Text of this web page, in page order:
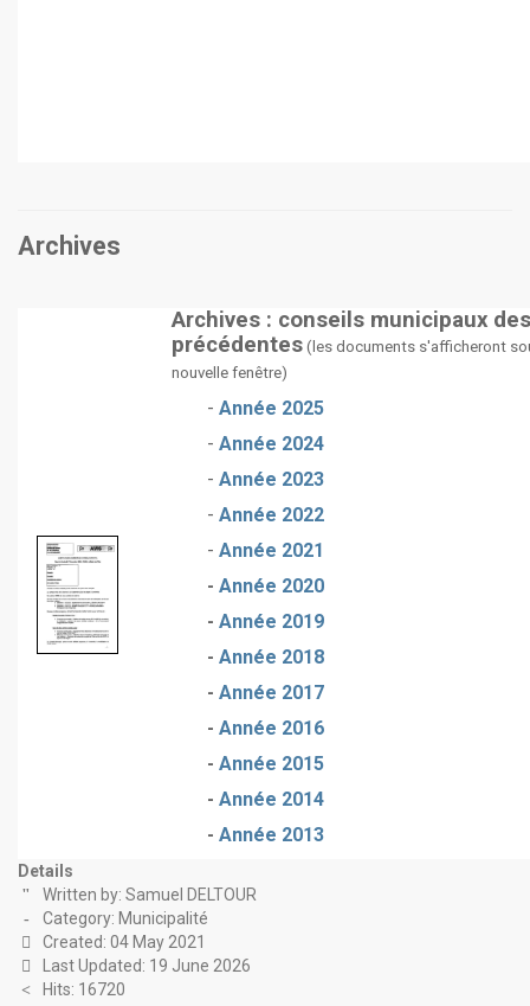
Archives
Archives : conseils municipaux
précédentes (les documents s'afficheront
nouvelle fenêtre)
- Année 2025
- Année 2024
- Année 2023
- Année 2022
- Année 2021
- Année 2020
- Année 2019
- Année 2018
- Année 2017
- Année 2016
- Année 2015
- Année 2014
- Année 2013
Details
Written by: Samuel DELTOUR
Category: Municipalité
Created: 04 May 2021
Last Updated: 19 June 2026
Hits: 16720